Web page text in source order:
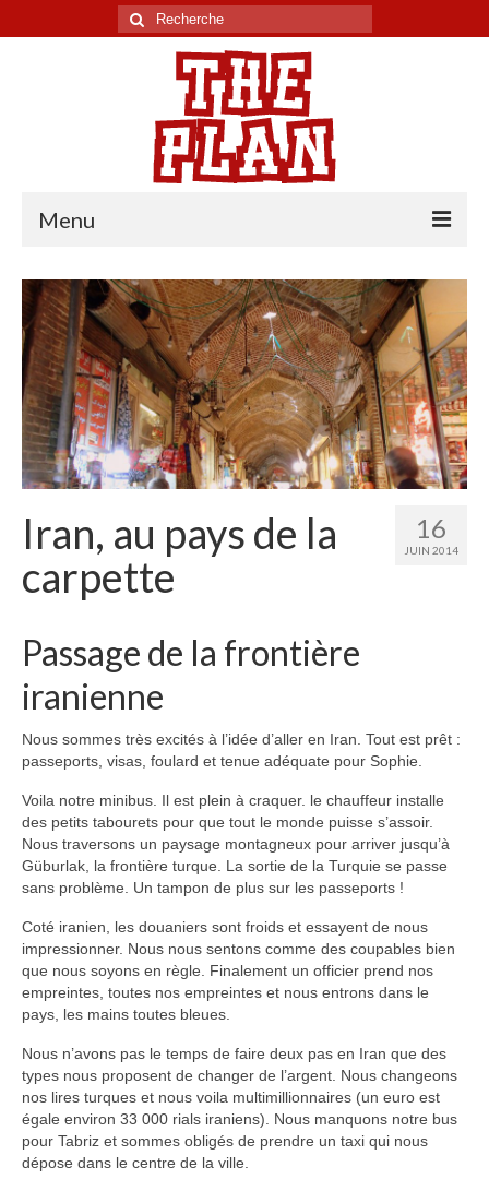
Rechercher
:
Menu
Tour du monde
Chili
Pérou
Equateur
Colombie
Indonésie
Malaisie
Thaïlande
Cambodge
Laos
Chine
Kazakhstan
Ouzbekistan
Turkmenistan
Turquie
Malte
Préparatifs
16
JUIN 2014
Iran, au pays de la
carpette
Passage de la frontière
iranienne
Nous sommes très excités à l’idée d’aller en Iran. Tout est prêt :
passeports, visas, foulard et tenue adéquate pour Sophie.
Voila notre minibus. Il est plein à craquer. le chauffeur installe
des petits tabourets pour que tout le monde puisse s’assoir.
Nous traversons un paysage montagneux pour arriver jusqu’à
Güburlak, la frontière turque. La sortie de la Turquie se passe
sans problème. Un tampon de plus sur les passeports !
Coté iranien, les douaniers sont froids et essayent de nous
impressionner. Nous nous sentons comme des coupables bien
que nous soyons en règle. Finalement un officier prend nos
empreintes, toutes nos empreintes et nous entrons dans le
pays, les mains toutes bleues.
Nous n’avons pas le temps de faire deux pas en Iran que des
types nous proposent de changer de l’argent. Nous changeons
nos lires turques et nous voila multimillionnaires (un euro est
égale environ 33 000 rials iraniens). Nous manquons notre bus
pour Tabriz et sommes obligés de prendre un taxi qui nous
dépose dans le centre de la ville.